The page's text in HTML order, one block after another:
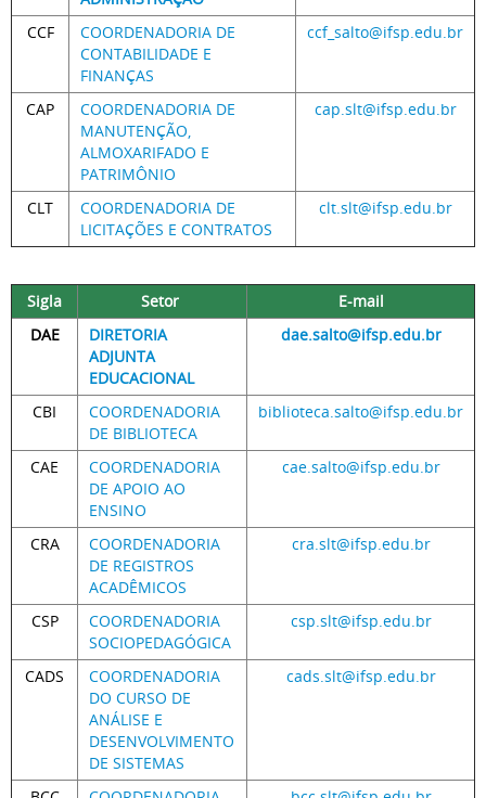
CCF
COORDENADORIA DE
CONTABILIDADE E
FINANÇAS
ccf_salto@ifsp.edu.br
CAP
COORDENADORIA DE
MANUTENÇÃO,
ALMOXARIFADO E
PATRIMÔNIO
cap.slt@ifsp.edu.br
CLT
COORDENADORIA DE
LICITAÇÕES E CONTRATOS
clt.slt@ifsp.edu.br
Sigla Setor
E-mail
DAE
DIRETORIA
ADJUNTA
EDUCACIONAL
dae.salto@ifsp.edu.br
CBI
COORDENADORIA
DE BIBLIOTECA
biblioteca.salto@ifsp.edu.br
CAE
COORDENADORIA
DE APOIO AO
ENSINO
cae.salto@ifsp.edu.br
CRA
COORDENADORIA
DE REGISTROS
ACADÊMICOS
cra.slt@ifsp.edu.br
CSP
COORDENADORIA
SOCIOPEDAGÓGICA
csp.slt@ifsp.edu.br
CADS
COORDENADORIA
DO CURSO DE
ANÁLISE E
DESENVOLVIMENTO
DE SISTEMAS
cads.slt@ifsp.edu.br